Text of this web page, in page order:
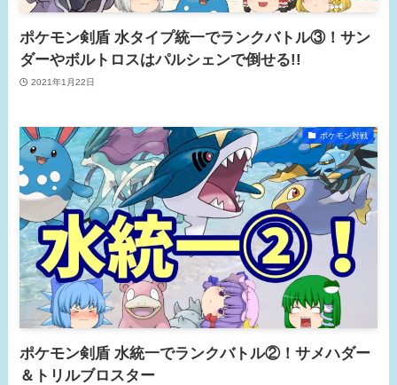
ポケモン剣盾 水タイプ統一でランクバトル③！サン
ダーやボルトロスはパルシェンで倒せる!!
2021年1月22日
ポケモン対戦
ポケモン剣盾 水統一でランクバトル②！サメハダー
＆トリルブロスター